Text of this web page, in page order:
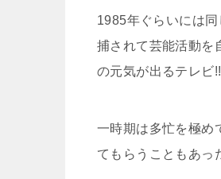
1985年ぐらいには
捕されて芸能活動を
の元気が出るテレビ
一時期は多忙を極め
てもらうこともあっ